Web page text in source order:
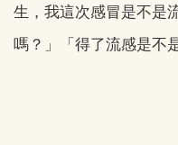
生，我這次感冒是不是
嗎？」「得了流感是不